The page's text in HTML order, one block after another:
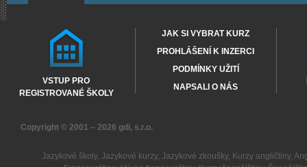
VSTUP PRO
REGISTROVANÉ ŠKOLY
JAK SI VYBRAT KURZ
PROHLÁŠENÍ K INZERCI
PODMÍNKY UŽITÍ
NAPSALI O NÁS
Copyright © 2001 – 2026 gdi, s.r.o.
Jazykové školy, Jazykové kurzy, Jazykové zkoušky, Kurzy angličtiny,